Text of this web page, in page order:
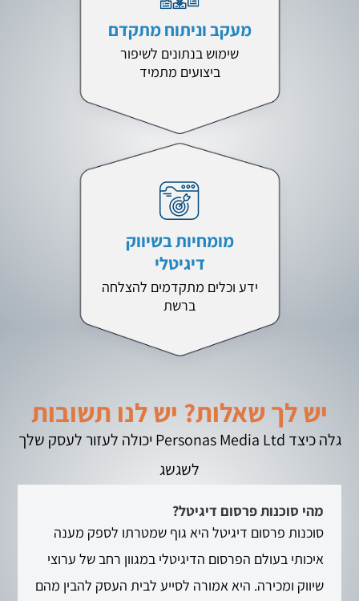
מעקב וניתוח מתקדם
שימוש בנתונים לשיפור
ביצועים מתמיד
מומחיות בשיווק
דיגיטלי
ידע וכלים מתקדמים להצלחה
ברשת
יש לך שאלות? יש לנו תשובות
גלה כיצד Personas Media Ltd יכולה לעזור לעסק שלך
לשגשג
מהי סוכנות פרסום דיגיטל?
סוכנות פרסום דיגיטל היא גוף שמטרתו לספק מענה
איכותי בעולם הפרסום הדיגיטלי במגוון רחב של ערוצי
שיווק ומכירה. היא אמורה לסייע לבית העסק להבין מהם